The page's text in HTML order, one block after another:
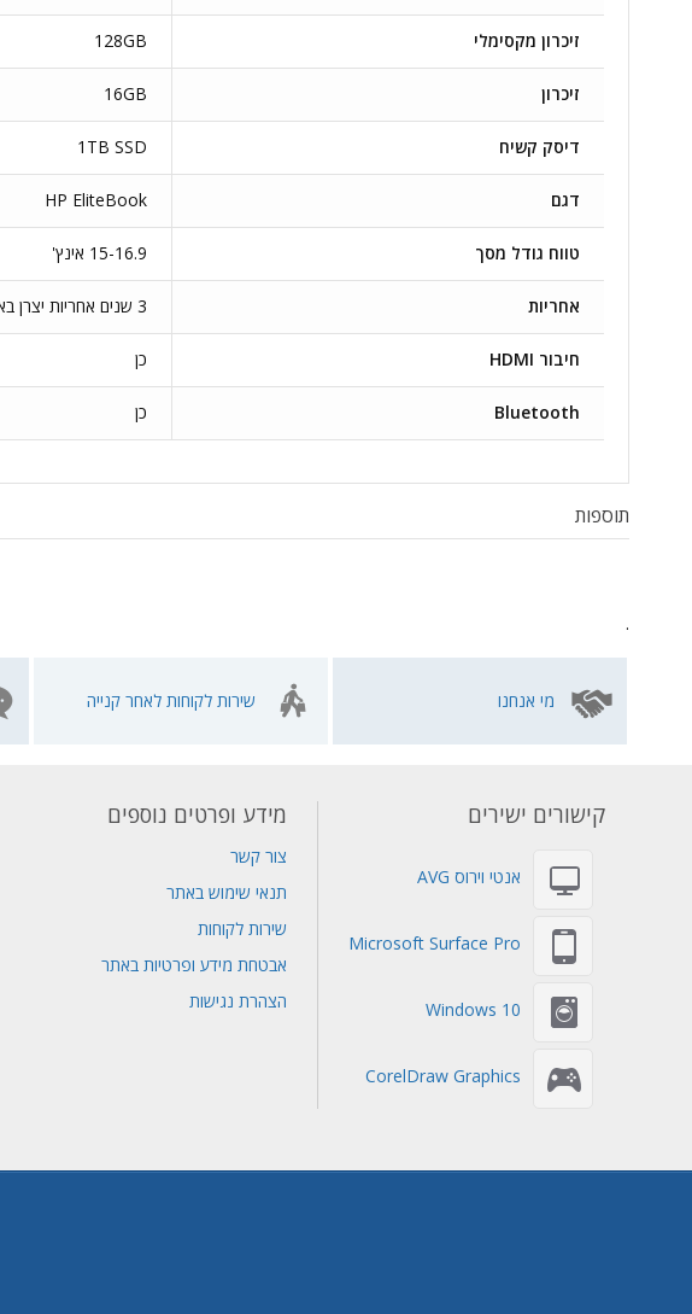
זיכרון מקסימלי 128GB
זיכרון 16GB
דיסק קשיח 1TB SSD
דגם HP EliteBook
טווח גודל מסך 15-16.9 אינץ'
אחריות 3 שנים אחריות יצרן באתר הלקוח
חיבור HDMI כן
Bluetooth כן
תוספות
.
מי אנחנו שירות לקוחות לאחר קנייה
קישורים ישירים
אנטי וירוס AVG
Microsoft Surface Pro
Windows 10
CorelDraw Graphics
מידע ופרטים נוספים
צור קשר
תנאי שימוש באתר
שירות לקוחות
אבטחת מידע ופרטיות באתר
הצהרת נגישות